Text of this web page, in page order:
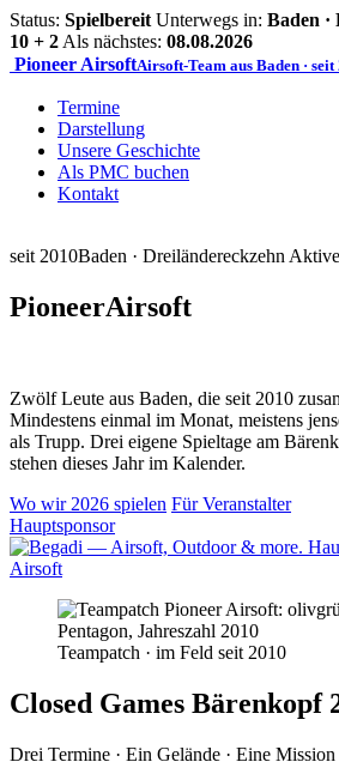
Status: Spielbereit Unterwegs in: Baden ·
10 + 2 Als nächstes: 08.08.2026
Pioneer AirsoftAirsoft-Team aus Baden · seit
Termine
Darstellung
Unsere Geschichte
Als PMC buchen
Kontakt
seit 2010Baden · Dreiländereckzehn
PioneerAirsoft
Zwölf Leute aus Baden, die seit 2010
Mindestens einmal im Monat, meistens
als Trupp. Drei eigene Spieltage am
stehen dieses Jahr im Kalender.
Wo wir 2026 spielen Für Veranstalter
Hauptsponsor
Teampatch · im Feld seit 2010
Closed Games Bärenkopf
Drei Termine · Ein Gelände · Eine Mission